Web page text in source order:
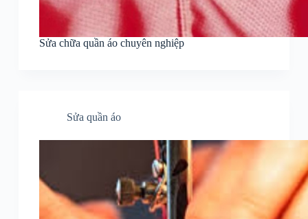
Sửa chữa quần áo chuyên nghiệp
Sửa quần áo